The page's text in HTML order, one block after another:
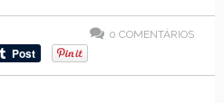
0 COMENTÁRIOS